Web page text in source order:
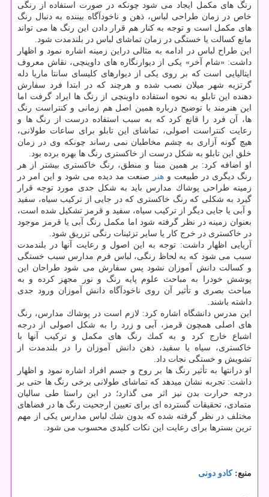
رنگ های مكمل ایجاد می شود چونكه در صورت استفاده از رنگی
خاص در زمان طراحی لباس، ذهن و ناخودآگاه بیننده به دنبال رنگ
های مكمل است و توجه به كنار هم قرار دادن این رنگ ها می تواند
مانع كسالت یا خستگی در زمان تماشای لباس در بلندمدت شود.
این طراح لباس در ادامه به مثالی دراین زمینه اشاره نمود و اظهار
داشت: «شام آخر» یكی از دیوارنگاره های داوینچی، نقاش معروف
ایتالیایی است كه بر روی یكی از دیوارهای كلیسای سانتا ماریا دله
گرتزیه شهر میلان نصب شده و هرچند كه در ابتدا فرد سفارش
دهنده این تابلو به نحوه استفاده داوینچی از رنگ ها ایراد گرفت اما
این هنرمند با توضیح درباره همین اصل هم زمانی و كنتراست رنگ
ها، آن فرد را قانع كرد كه به سبب استفاده درست از رنگ ها و
رعایت كنتراست اصولی، تماشای این تابلو برای ساعات طولانی،
هیچ گونه آزاری به چشم مخاطبان نمی رساند چونكه وی در زمان
خلق این تابلو به شكل درست از خاكستری رنگ ها بهره برده بود.
او اضافه كرد: بر همین مبنا و منطق، رنگ خاكستری بیشتر از هر
رنگ دیگری در طبیعت و هنر
صنعت مد دیده می شود و این امر در
زمینه طراحی پوشاك مدارس باید به شكل جدی مورد توجه قرار
گیرد به شكلی كه رنگ خاكستری كه در جایی از تركیب سیاه، سفید
و آبی یا جایی دیگر از تركیب سیاه، سفید و قرمز تشكیل شده است،
بعنوان زمینه در نظر گرفته شود اما مكمل رنگ آبی یا قرمز موجود
در خاكستری در خرج كار یا سایر تزئینات رنگی تزریق شود.
آریایی اظهار داشت: توجه به این اصول و رعایت آنها در بلندمدت
سبب می شود كه به لحاظ رنگی، لباس فرم مدارس سبب خستگی
و كسالت دانش آموزان نشود پس سفارش می شود طراحان این
پوشش خودرا به مباحث علوم پایه رنگ و نور مجهز كرده و به
مباحث بصری و تأثیر آن روی ناخودآگاه دانش آموزان ورود جدی
داشته باشند.
این مدرس دانشگاه اشاره كرد: لازم است در پوشاك مدارس، رنگ
های اصلی همچون قرمز، آبی و زرد را به شكل اصولی از درجه
اشباع خارج كرد و به كمك رنگ های مكمل و تركیب آنها با
خاكستری، سیاه یا سفید، ذهن دانش آموزان را در بلندمدت از
تشویش و خستگی نجات داد.
او درانتها به تأثیر رنگ ها بر روح و جسم افراد اشاره نمود و اظهار
داشت: تجربه نشان میدهد كه تماشای طولانی برخی رنگ ها حتی بر
درجه حرارت بدن نیز اثر می گذارد؛ در این راستا طی سالیان
متمادی، تحقیقات گسترده ای برای تعیین ارجحیت رنگ ها در فضاهای
مختلف در نظر گرفته شده كه بدون شك لباس مدارس یكی از مهم
ترین بسترها برای رعایت این نكات كلیدی محسوب می شود.
منبع:كادو دونی